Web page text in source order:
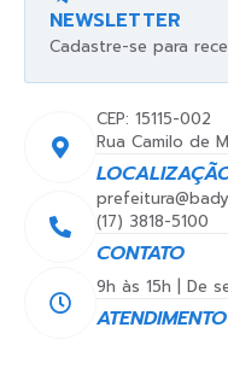
Rua Camilo de
CEP: 15115-002
CONTATO
(17) 3818-5100
ATENDIMENTO
9h às 15h | De
NEWSLETTER
Cadastre-se para